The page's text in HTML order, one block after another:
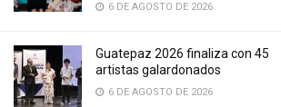
6 DE AGOSTO DE 2026
Guatepaz 2026 finaliza con 45
artistas galardonados
6 DE AGOSTO DE 2026